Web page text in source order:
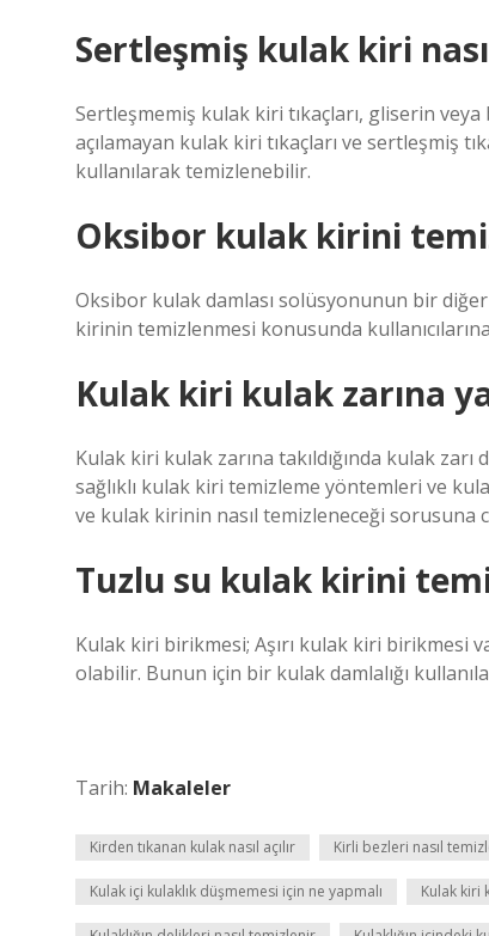
Sertleşmiş kulak kiri
Sertleşmemiş kulak kiri tıkaçları, gliserin
açılamayan kulak kiri tıkaçları ve sertleşmiş
kullanılarak temizlenebilir.
Oksibor kulak kirini
Oksibor kulak damlası solüsyonunun bir diğer
kirinin temizlenmesi konusunda
Kulak kiri kulak zarına
Kulak kiri kulak zarına takıldığında kulak
sağlıklı kulak kiri temizleme yöntemleri ve
ve kulak kirinin nasıl temizleneceği sorusuna
Tuzlu su kulak kirini
Kulak kiri birikmesi; Aşırı kulak kiri birikmesi
olabilir. Bunun için bir kulak damlalığı
Tarih: Makaleler
Kirden tıkanan kulak nasıl açılır Kirli bezleri nasıl
Kulak içi kulaklık düşmemesi için ne yapmalı Kulak kiri